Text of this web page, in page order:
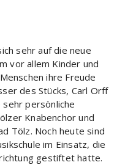
sehr auf die neue
vor allem Kinder und
ihre Freude
des Stücks, Carl Orff
persönliche
Knabenchor und
Tölz. Noch heute sind
im Einsatz, die
gestiftet hatte.